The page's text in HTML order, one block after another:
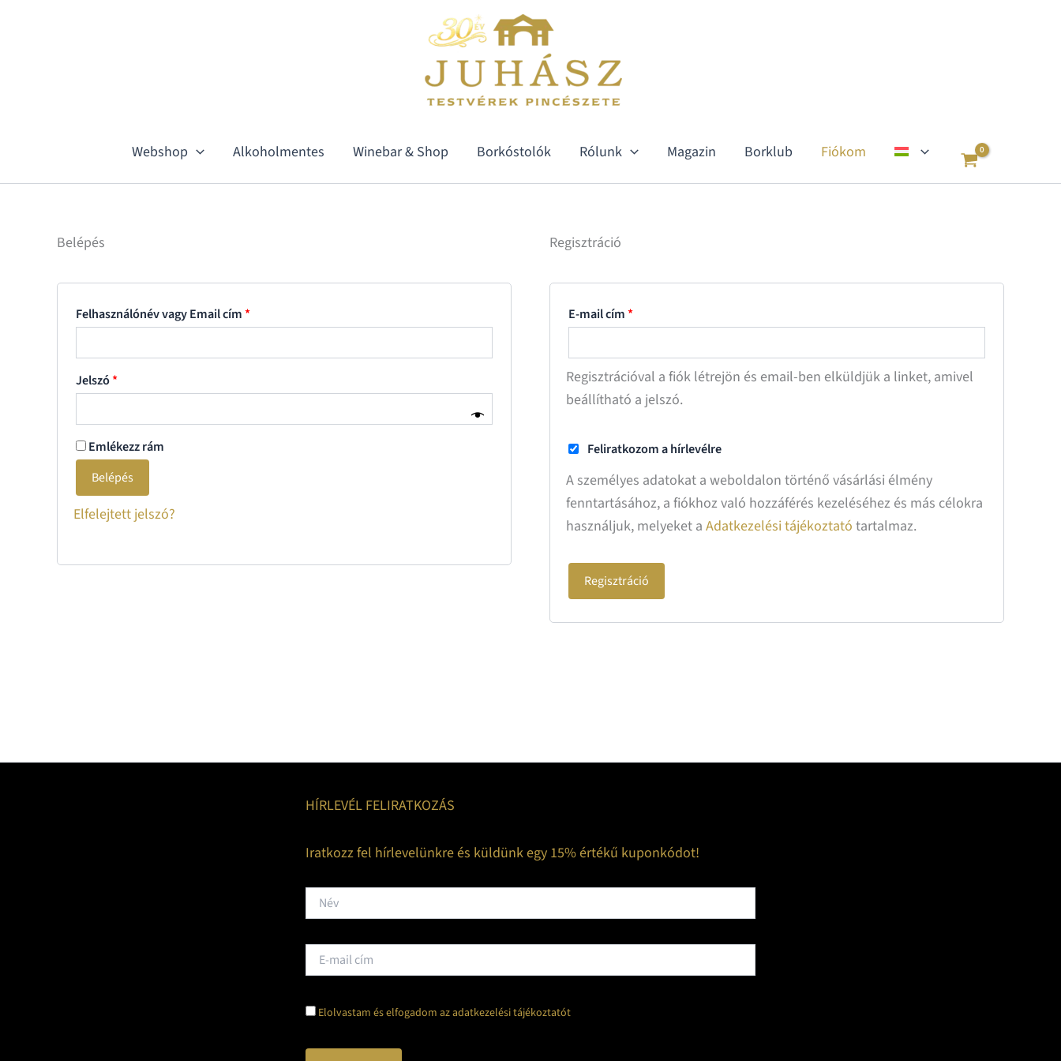
Webshop Alkoholmentes Winebar & Shop Borkóstolók Rólunk Magazin Borklub Fiókom
Belépés
Felhasználónév vagy Email cím*
Jelszó*
Emlékezz rám
Belépés
Elfelejtett jelszó?
Regisztráció
E-mail cím*
Regisztrációval a fiók létrejön és email-ben elküldjük a linket, amivel
beállítható a jelszó.
Feliratkozom a hírlevélre
A személyes adatokat a weboldalon történő vásárlási élmény
fenntartásához, a fiókhoz való hozzáférés kezeléséhez és más célokra
használjuk, melyeket a Adatkezelési tájékoztató tartalmaz.
Regisztráció
HÍRLEVÉL FELIRATKOZÁS
Iratkozz fel hírlevelünkre és küldünk egy 15% értékű kuponkódot!
Elolvastam és elfogadom az adatkezelési tájékoztatót